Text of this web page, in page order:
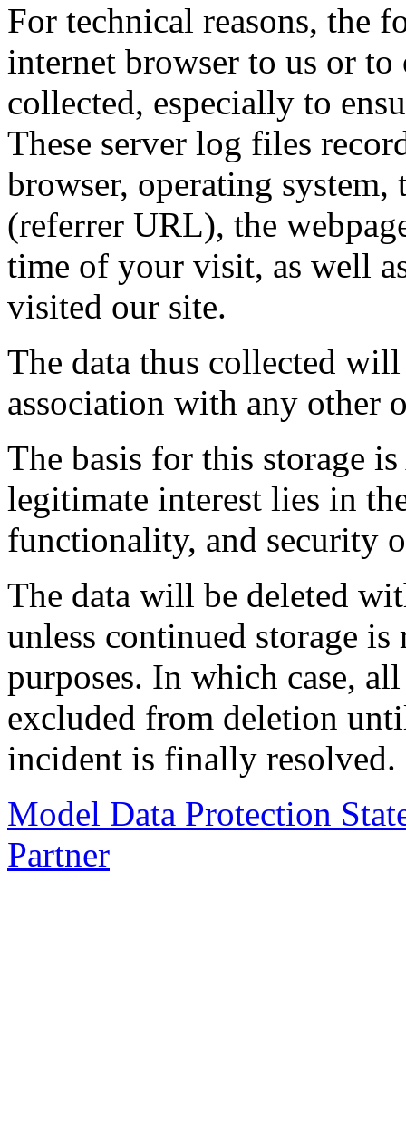
For technical reasons, the
internet browser to us or
collected, especially to
These server log files
browser, operating
(referrer URL), the
time of your visit, as well
visited our site.
The data thus collected
association with any other
The basis for this storage
legitimate interest lies in
functionality, and security
The data will be deleted
unless continued storage
purposes. In which case,
excluded from deletion
incident is finally resolved.
Model Data Protection
Partner